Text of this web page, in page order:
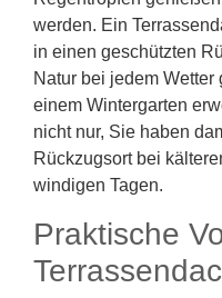
werden. Ein
in einen geschützten
Natur bei jedem
einem Wintergarten
nicht nur, Sie haben
Rückzugsort bei
windigen Tagen.
Praktische